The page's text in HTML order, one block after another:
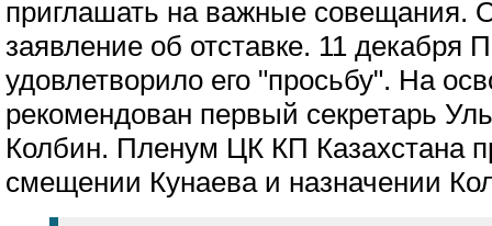
приглашать на важные совещания.
заявление об отставке. 11 декабря
удовлетворило его "просьбу". На
рекомендован первый секретарь
Колбин. Пленум ЦК КП Казахстана
смещении Кунаева и назначении